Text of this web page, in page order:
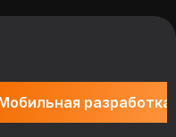
разработка